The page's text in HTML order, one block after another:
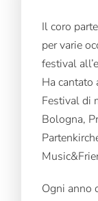
Il coro
per varie
festival
Ha cantato
Festival di
Bologna,
Ogni anno